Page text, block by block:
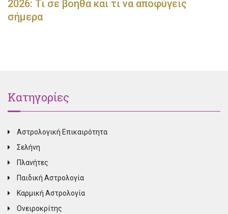
2026: Τι σε βοηθά και τι να αποφύγεις
σήμερα
Κατηγορίες
Αστρολογική Επικαιρότητα
Σελήνη
Πλανήτες
Παιδική Αστρολογία
Καρμική Αστρολογία
Ονειροκρίτης